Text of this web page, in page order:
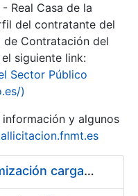
Real Casa de la
del contratante del
de Contratación del
siguiente link:
Sector Público
)
y algunos
Pliego condiciones optimización cargas compras firmado